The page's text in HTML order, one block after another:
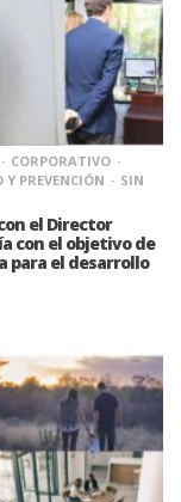
CORPORATIVO
Y PREVENCIÓN
SIN
el Director
con el objetivo de
para el desarrollo